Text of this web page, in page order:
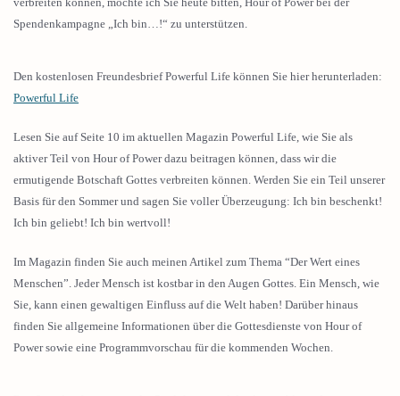
Spendenkampagne „Ich bin…!“ zu unterstützen.
Den kostenlosen Freundesbrief Powerful Life können Sie hier herunterladen:
Powerful Life
Lesen Sie auf Seite 10 im aktuellen Magazin Powerful Life, wie Sie als
aktiver Teil von Hour of Power dazu beitragen können, dass wir die
ermutigende Botschaft Gottes verbreiten können. Werden Sie ein Teil unserer
Basis für den Sommer und sagen Sie voller Überzeugung: Ich bin beschenkt!
Ich bin geliebt! Ich bin wertvoll!
Im Magazin finden Sie auch meinen Artikel zum Thema “Der Wert eines
Menschen”. Jeder Mensch ist kostbar in den Augen Gottes. Ein Mensch, wie
Sie, kann einen gewaltigen Einfluss auf die Welt haben! Darüber hinaus
finden Sie allgemeine Informationen über die Gottesdienste von Hour of
Power sowie eine Programmvorschau für die kommenden Wochen.